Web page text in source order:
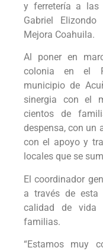
y ferretería a las
Gabriel
Mejora Coahuila.
Al poner en
colonia en el
municipio de
sinergia con el
cientos de
despensa, con un
con el apoyo y
locales que se
El coordinador
a través de esta
calidad de
familias.
“Estamos muy